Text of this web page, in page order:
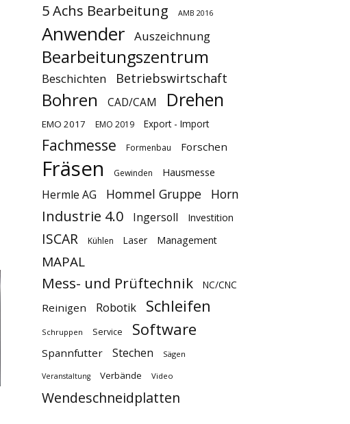
5 Achs Bearbeitung AMB 2016
Anwender Auszeichnung
Bearbeitungszentrum
Beschichten Betriebswirtschaft
Bohren CAD/CAM Drehen
EMO 2017 EMO 2019 Export - Import
Fachmesse Formenbau Forschen
Fräsen Gewinden Hausmesse
Hermle AG Hommel Gruppe Horn
Industrie 4.0 Ingersoll Investition
ISCAR Kühlen Laser Management
MAPAL
Mess- und Prüftechnik NC/CNC
Reinigen Robotik Schleifen
Schruppen Service Software
Spannfutter Stechen Sägen
Veranstaltung Verbände Video
Wendeschneidplatten